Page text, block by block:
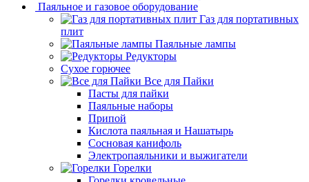
Паяльное и газовое оборудование
Газ для портативных
плит
Паяльные лампы
Редукторы
Сухое горючее
Все для Пайки
Пасты для пайки
Паяльные наборы
Припой
Кислота паяльная и Нашатырь
Сосновая канифоль
Электропаяльники и выжигатели
Горелки